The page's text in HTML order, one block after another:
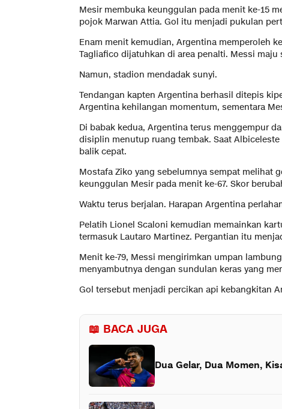
Mesir membuka keunggulan pada menit ke-15
pojok Marwan Attia. Gol itu menjadi pukulan
Enam menit kemudian, Argentina memperoleh
Tagliafico dijatuhkan di area penalti. Messi maju
Namun, stadion mendadak sunyi.
Tendangan kapten Argentina berhasil ditepis
Argentina kehilangan momentum, sementara
Di babak kedua, Argentina terus menggempur
disiplin menutup ruang tembak. Saat
balik cepat.
Mostafa Ziko yang sebelumnya sempat melihat
keunggulan Mesir pada menit ke-67. Skor
Waktu terus berjalan. Harapan Argentina
Pelatih Lionel Scaloni kemudian memainkan
termasuk Lautaro Martinez. Pergantian itu
Menit ke-79, Messi mengirimkan umpan
menyambutnya dengan sundulan keras yang
Gol tersebut menjadi percikan api kebangkitan
📖 BACA JUGA
Dua Gelar, Dua Momen,